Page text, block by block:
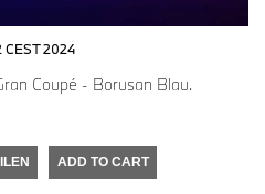
CEST 2024
Coupé - Borusan Blau.
ADD TO CART